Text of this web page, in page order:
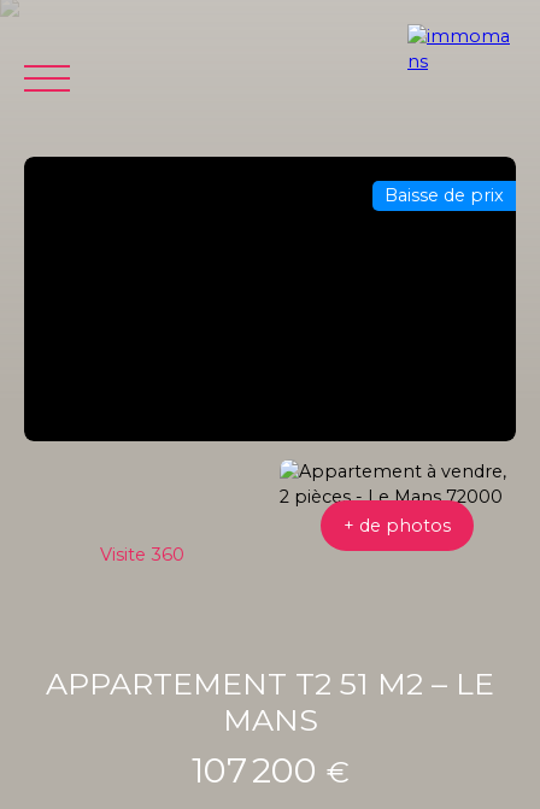
Être
Estimation
offerte
Baisse de prix
Visite 360
+ de photos
APPARTEMENT T2 51 M2 – LE
MANS
107 200 €